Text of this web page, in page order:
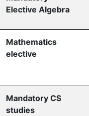
Elective Algebra
Mathematics
elective
Mandatory CS
studies